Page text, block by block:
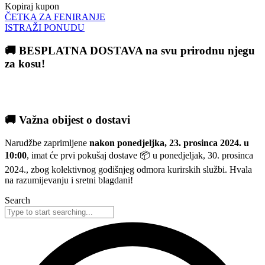
Kopiraj kupon
ČETKA ZA FENIRANJE
ISTRAŽI PONUDU
🚚 BESPLATNA DOSTAVA na svu prirodnu njegu
za kosu!
🚚 Važna obijest o dostavi
Narudžbe zaprimljene nakon ponedjeljka, 23. prosinca 2024. u
10:00, imat će prvi pokušaj dostave 📦 u ponedjeljak, 30. prosinca
2024., zbog kolektivnog godišnjeg odmora kurirskih službi. Hvala
na razumijevanju i sretni blagdani!
Search